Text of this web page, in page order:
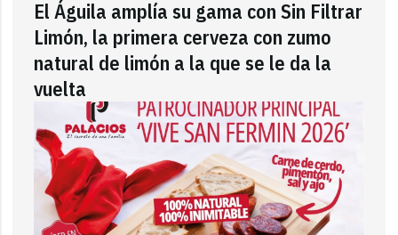
El Águila amplía su gama con Sin Filtrar
Limón, la primera cerveza con zumo
natural de limón a la que se le da la
vuelta